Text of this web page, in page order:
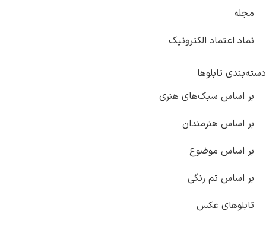
الکترونیک
سبک‌های هنری
هنرمندان
موضوع
تم رنگی
عکس